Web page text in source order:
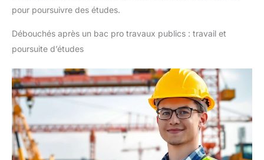
pour poursuivre des études.
Débouchés après un bac pro travaux publics : travail et
poursuite d’études